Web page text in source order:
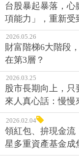
台股暴起暴落，心
項能力」，重新受
2026.05.26
財富階梯6大階段
在第3層？
2026.03.25
股市長期向上，
來人真心話：慢慢
2026.02.04
領紅包、拚現金
星多重資產基金成